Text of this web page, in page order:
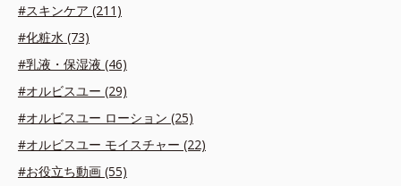
#スキンケア (211)
#化粧水 (73)
#乳液・保湿液 (46)
#オルビスユー (29)
#オルビスユー ローション (25)
#オルビスユー モイスチャー (22)
#お役立ち動画 (55)